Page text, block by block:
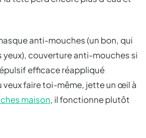
anti-mouches (un bon, qui
yeux), couverture anti-mouches si
efficace réappliqué
veux faire toi-même, jette un œil à
maison, il fonctionne plutôt